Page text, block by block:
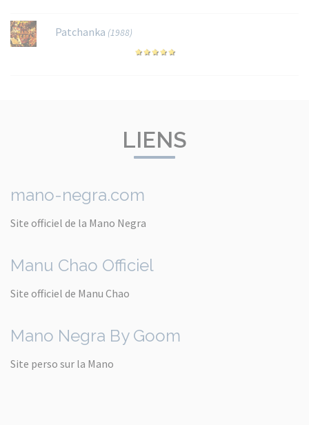
Patchanka (1988)
LIENS
mano-negra.com
Site officiel de la Mano Negra
Manu Chao Officiel
Site officiel de Manu Chao
Mano Negra By Goom
Site perso sur la Mano